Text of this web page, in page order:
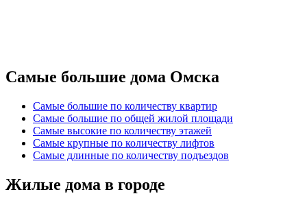
Самые большие дома Омска
Самые большие по количеству квартир
Самые большие по общей жилой площади
Самые высокие по количеству этажей
Самые крупные по количеству лифтов
Самые длинные по количеству подъездов
Жилые дома в городе